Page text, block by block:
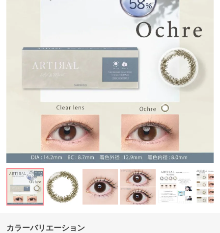
カラーバリエーション